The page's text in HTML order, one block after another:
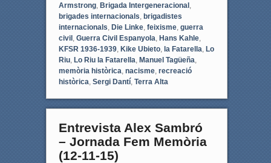
Armstrong, Brigada Intergeneracional,
brigades internacionals brigadistes
internacionals Die Linke, feixisme, guerra
civil, Guerra Civil Espanyola Hans Kahle,
KFSR 1936-1939, Kike Ubieto, la Fatarella Lo
Riu, Lo Riu la Fatarella Manuel Tagüeña
memòria històrica nacisme, recreació
històrica Sergi Dantí, Terra Alta
Entrevista Alex Sambró
– Jornada Fem Memòria
(12-11-15)